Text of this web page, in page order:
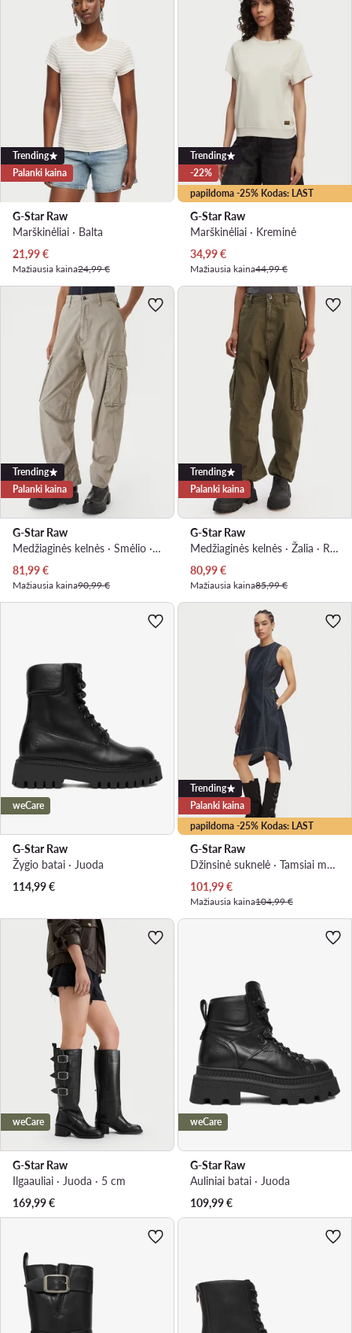
Trending
Palanki kaina
G-Star Raw
Marškinėliai · Balta
Dabartinė kaina
21,99€
Mažiausia kaina24,99 €
papildoma -25% Kodas: LAST
Trending
-22%
G-Star Raw
Marškinėliai · Kreminė
Dabartinė kaina
34,99€
Mažiausia kaina44,99 €
Trending
Palanki kaina
G-Star Raw
Medžiaginės kelnės · Smėlio · Relaxed Fit
Dabartinė kaina
81,99€
Mažiausia kaina90,99 €
Trending
Palanki kaina
G-Star Raw
Medžiaginės kelnės · Žalia · Relaxed Fit
Dabartinė kaina
80,99€
Mažiausia kaina85,99 €
weCare
G-Star Raw
Žygio batai · Juoda
114,99€
papildoma -25% Kodas: LAST
Trending
Palanki kaina
G-Star Raw
Džinsinė suknelė · Tamsiai mėlyna · Midi
Dabartinė kaina
101,99€
Mažiausia kaina104,99 €
weCare
G-Star Raw
Ilgaauliai · Juoda · 5 cm
169,99€
weCare
G-Star Raw
Auliniai batai · Juoda
109,99€